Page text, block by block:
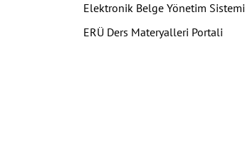
Elektronik Belge Yönetim Sistemi
ERÜ Ders Materyalleri Portali